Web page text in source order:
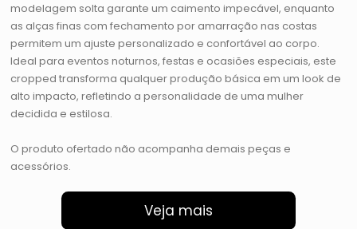
modelagem solta garante um caimento impecável, enquanto
as alças finas com fechamento por amarração nas costas
permitem um ajuste personalizado e confortável ao corpo.
Ideal para eventos noturnos, festas e ocasiões especiais, este
cropped transforma qualquer produção básica em um look de
alto impacto, refletindo a personalidade de uma mulher
decidida e estilosa.
O produto ofertado não acompanha demais peças e
acessórios.
Veja mais